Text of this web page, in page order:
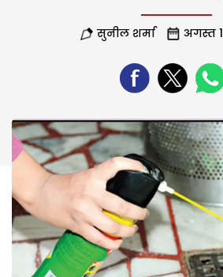
सुनील शर्मा अगस्त